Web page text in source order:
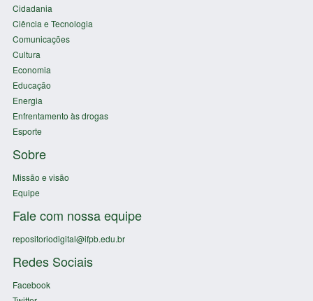
Cidadania
Ciência e Tecnologia
Comunicações
Cultura
Economia
Educação
Energia
Enfrentamento às drogas
Esporte
Sobre
Missão e visão
Equipe
Fale com nossa equipe
repositoriodigital@ifpb.edu.br
Redes Sociais
Facebook